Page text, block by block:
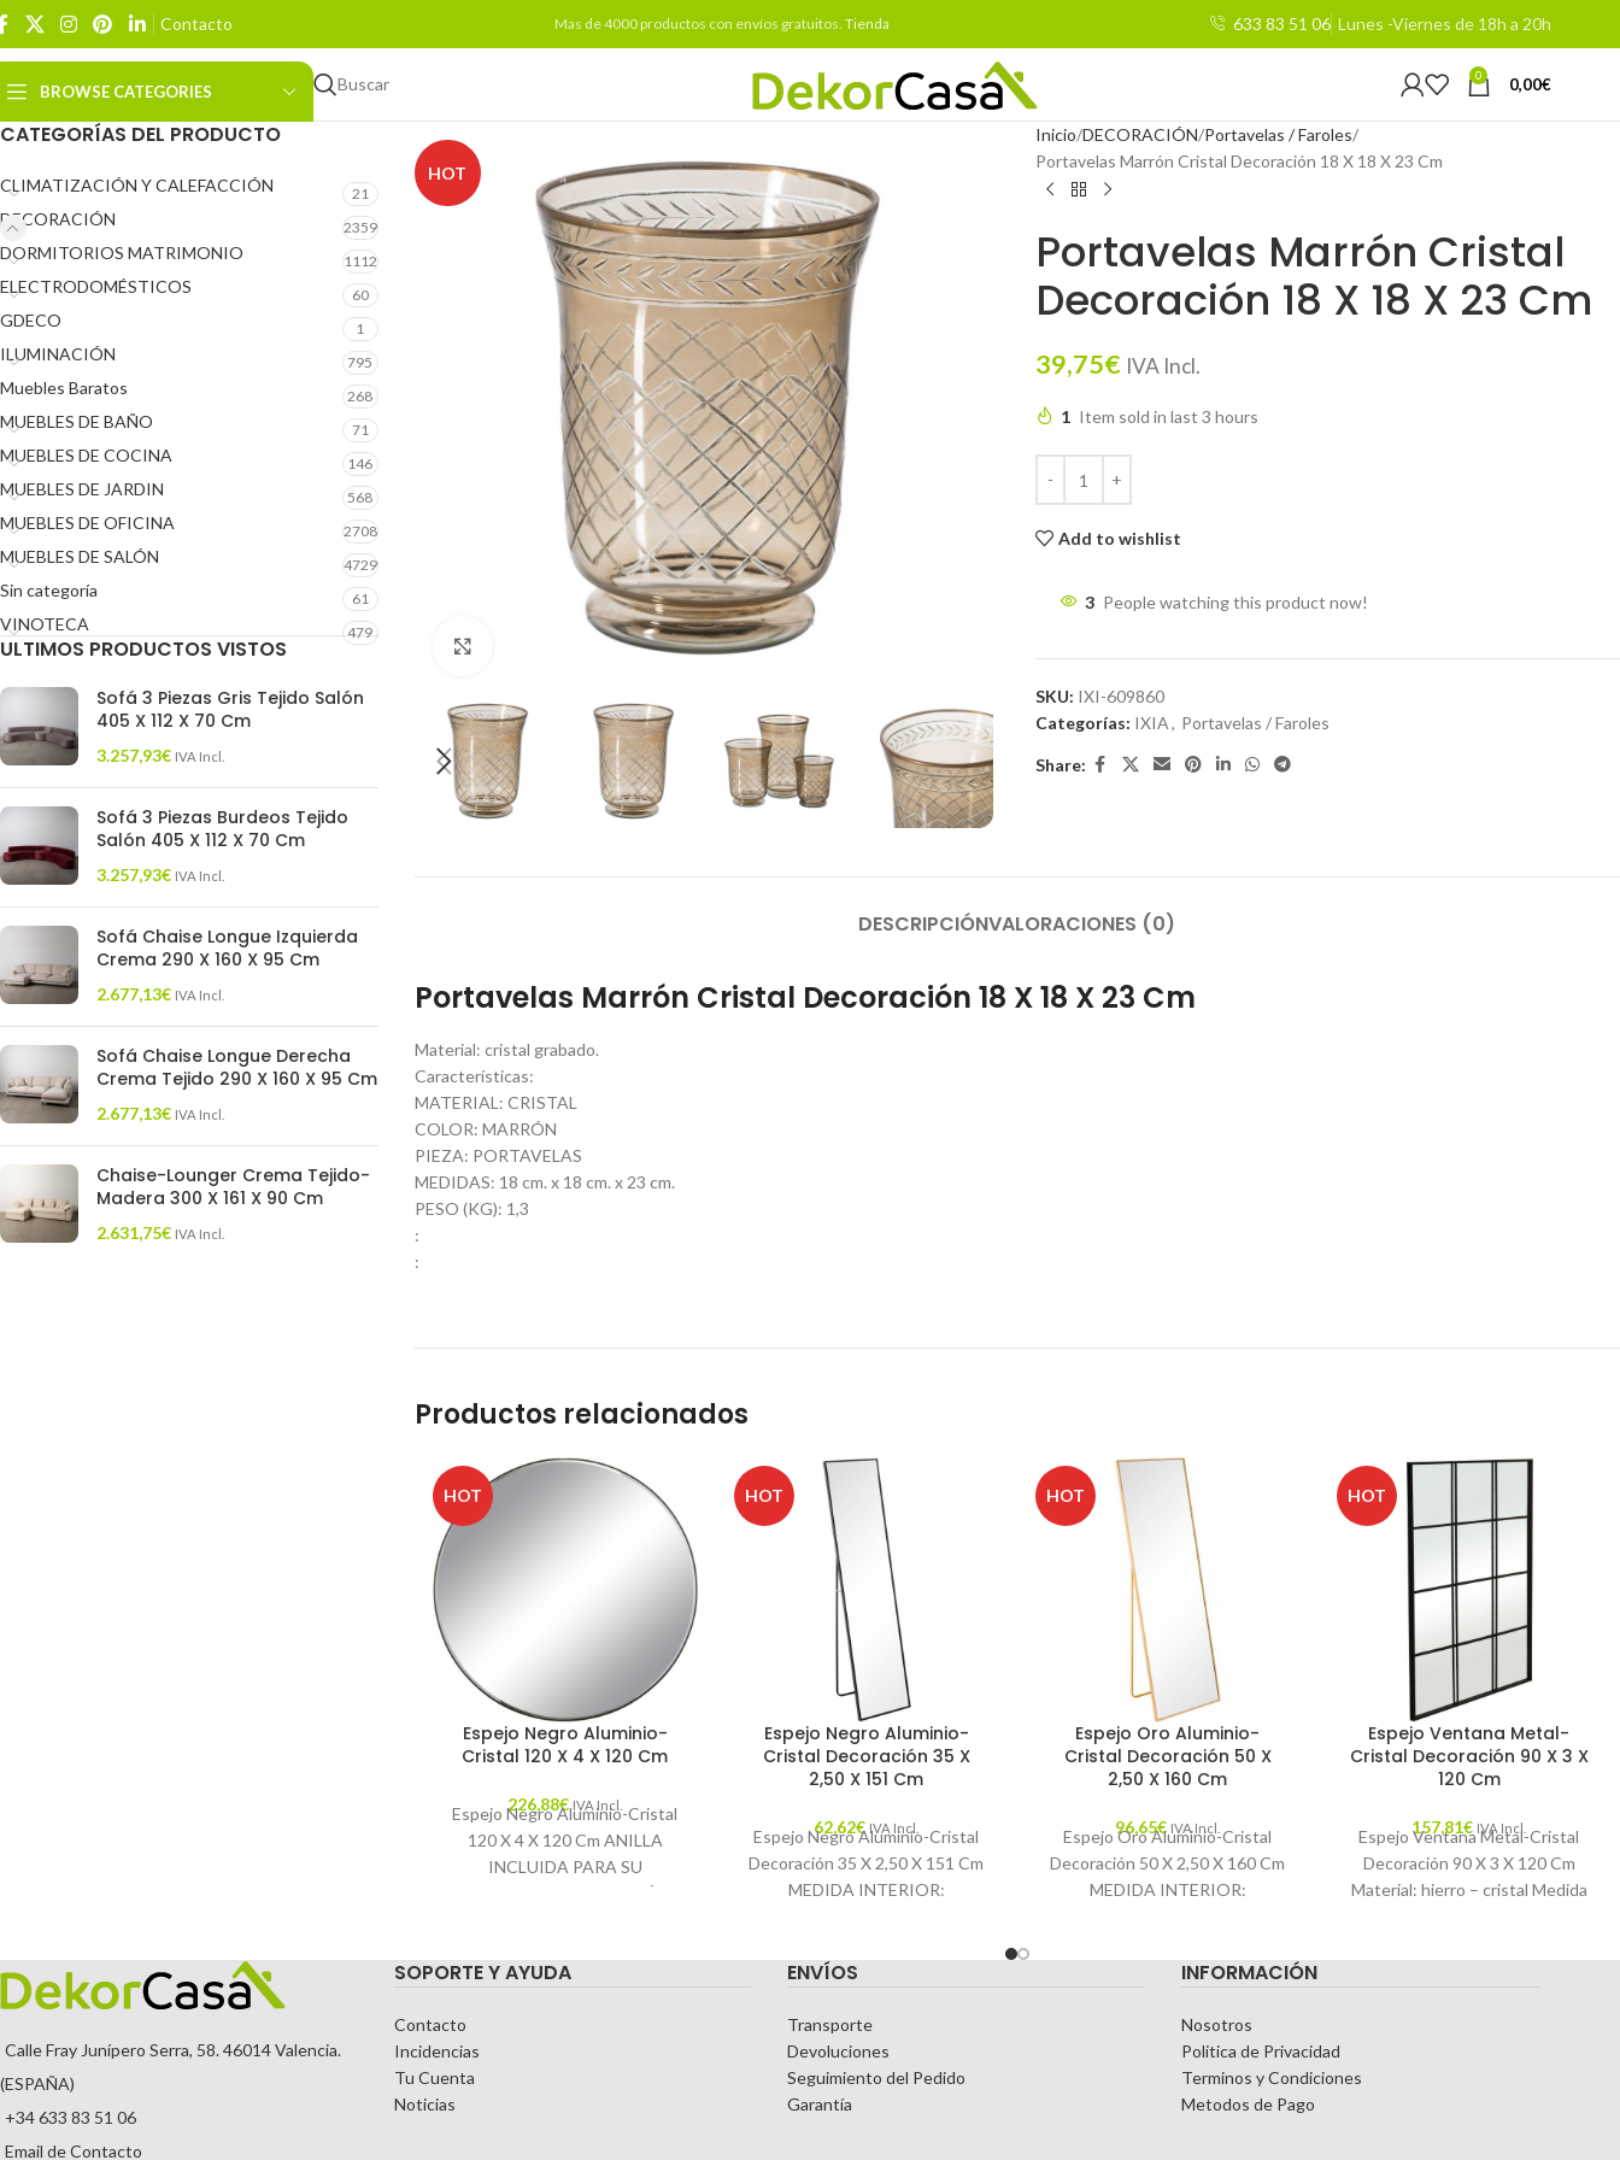
Contacto Mas de 4000 productos con envíos gratuitos. Tienda 633 83 51 06 Lunes -Viernes de 18h a 20h
BROWSE CATEGORIES Buscar 0 0,00€
CATEGORÍAS DEL PRODUCTO
CLIMATIZACIÓN Y CALEFACCIÓN 21
DECORACIÓN 2359
DORMITORIOS MATRIMONIO 1112
ELECTRODOMÉSTICOS 60
GDECO 1
ILUMINACIÓN 795
Muebles Baratos 268
MUEBLES DE BAÑO 71
MUEBLES DE COCINA 146
MUEBLES DE JARDIN 568
MUEBLES DE OFICINA 2708
MUEBLES DE SALÓN 4729
Sin categoría 61
VINOTECA 479
ULTIMOS PRODUCTOS VISTOS
Sofá 3 Piezas Gris Tejido Salón
405 X 112 X 70 Cm
3.257,93€ IVA Incl.
Sofá 3 Piezas Burdeos Tejido
Salón 405 X 112 X 70 Cm
3.257,93€ IVA Incl.
Sofá Chaise Longue Izquierda
Crema 290 X 160 X 95 Cm
2.677,13€ IVA Incl.
Sofá Chaise Longue Derecha
Crema Tejido 290 X 160 X 95 Cm
2.677,13€ IVA Incl.
Chaise-Lounger Crema Tejido-
Madera 300 X 161 X 90 Cm
2.631,75€ IVA Incl.
HOT
Inicio DECORACIÓN Portavelas / Faroles
Portavelas Marrón Cristal Decoración 18 X 18 X 23 Cm
Portavelas Marrón Cristal
Decoración 18 X 18 X 23 Cm
39,75€ IVA Incl.
1 Item sold in last 3 hours
Add to wishlist
3 People watching this product now!
SKU: IXI-609860
Categorías: IXIA, Portavelas / Faroles
Share:
DESCRIPCIÓNVALORACIONES (0)
Portavelas Marrón Cristal Decoración 18 X 18 X 23 Cm
Material: cristal grabado.
Características:
MATERIAL: CRISTAL
COLOR: MARRÓN
PIEZA: PORTAVELAS
MEDIDAS: 18 cm. x 18 cm. x 23 cm.
PESO (KG): 1,3
:
:
Productos relacionados
HOT
Espejo Negro Aluminio-
Cristal 120 X 4 X 120 Cm
226,88€ IVA Incl.
Espejo Negro Aluminio-Cristal
120 X 4 X 120 Cm ANILLA
INCLUIDA PARA SU
CORRECTA COLOCACIÓN.
MATERIAL:
HOT
Espejo Negro Aluminio-
Cristal Decoración 35 X
2,50 X 151 Cm
62,62€ IVA Incl.
Espejo Negro Aluminio-Cristal
Decoración 35 X 2,50 X 151 Cm
MEDIDA INTERIOR:
CRISTAL TEMPORADA:
HOT
Espejo Oro Aluminio-
Cristal Decoración 50 X
2,50 X 160 Cm
96,65€ IVA Incl.
Espejo Oro Aluminio-Cristal
Decoración 50 X 2,50 X 160 Cm
MEDIDA INTERIOR:
CRISTAL TEMPORADA:
HOT
Espejo Ventana Metal-
Cristal Decoración 90 X 3 X
120 Cm
157,81€ IVA Incl.
Espejo Ventana Metal-Cristal
Decoración 90 X 3 X 120 Cm
Material: hierro – cristal Medida
Calle Fray Junípero Serra, 58. 46014 Valencia.
(ESPAÑA)
+34 633 83 51 06
Email de Contacto
SOPORTE Y AYUDA
Contacto
Incidencias
Tu Cuenta
Noticias
ENVÍOS
Transporte
Devoluciones
Seguimiento del Pedido
Garantía
INFORMACIÓN
Nosotros
Politica de Privacidad
Terminos y Condiciones
Metodos de Pago